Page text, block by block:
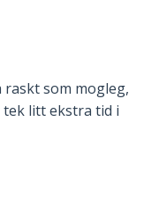
som mogleg,
litt ekstra tid i